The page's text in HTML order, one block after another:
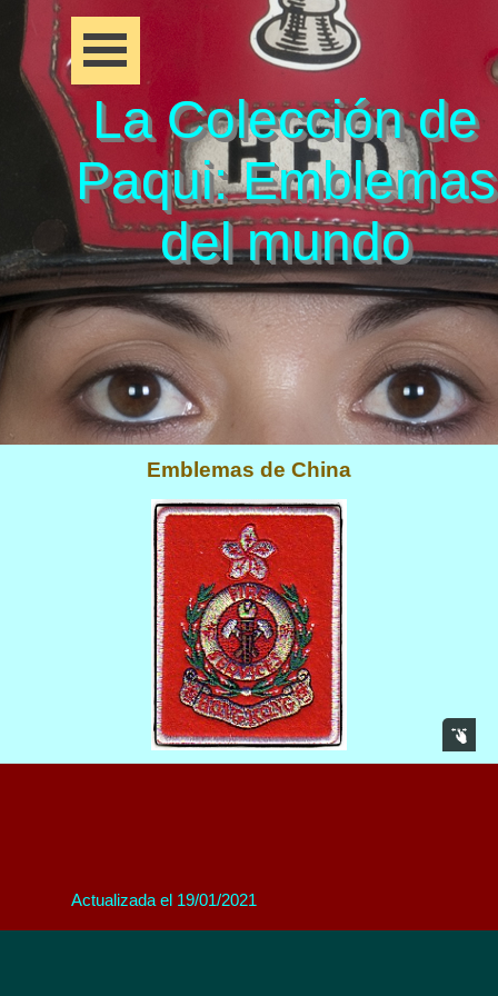
La Colección de
Paqui: Emblemas
del mundo
Emblemas de China
Actualizada el 19/01/2021